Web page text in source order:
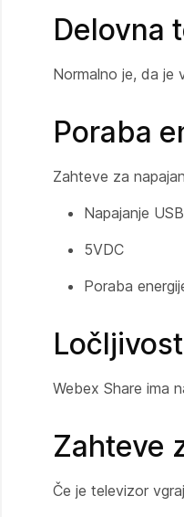
Delovna
Normalno je, da je
Poraba
Zahteve za
Napajanje
5VDC
Poraba
Webex Share ima
Zahteve
Če je televizor